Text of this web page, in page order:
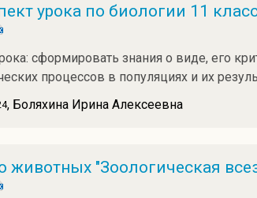
урока по биологии 11
сформировать знания о виде, его
процессов в популяциях и их
, Боляхина Ирина Алексеевна
животных "Зоологическая